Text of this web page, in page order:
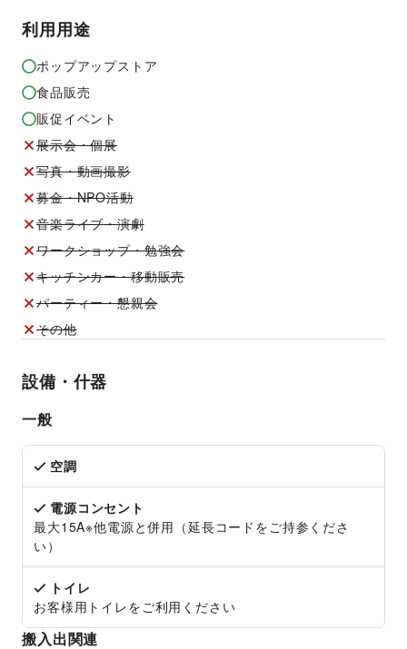
利用用途
ポップアップストア
食品販売
販促イベント
展示会・個展
写真・動画撮影
募金・NPO活動
音楽ライブ・演劇
ワークショップ・勉強会
キッチンカー・移動販売
パーティー・懇親会
その他
設備・什器
一般
空調
電源コンセント
最大15A※他電源と併用（延長コードをご持参くださ
い）
トイレ
お客様用トイレをご利用ください
搬入出関連